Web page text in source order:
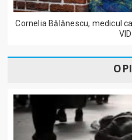
Cornelia Bălănescu, medicul